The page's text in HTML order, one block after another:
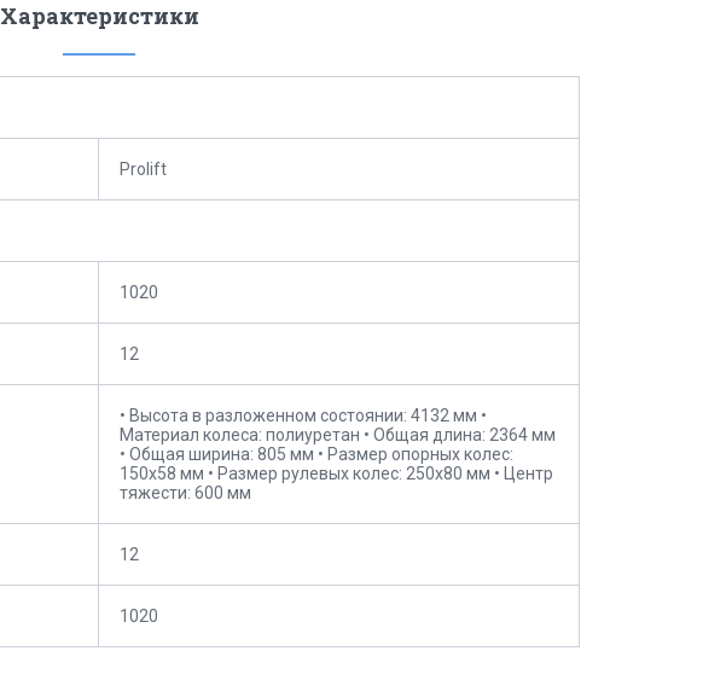
Характеристики
Prolift
1020
12
• Высота в разложенном состоянии: 4132 мм •
Материал колеса: полиуретан • Общая длина: 2364 мм
• Общая ширина: 805 мм • Размер опорных колес:
150x58 мм • Размер рулевых колес: 250x80 мм • Центр
тяжести: 600 мм
12
1020